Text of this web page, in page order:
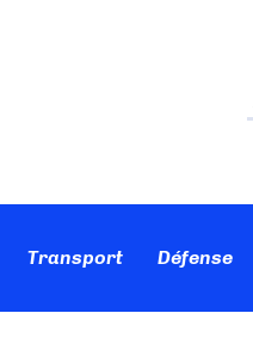
Transport Défense